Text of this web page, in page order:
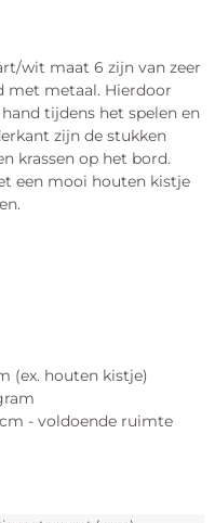
wit maat 6 zijn van zeer
met metaal. Hierdoor
tijdens het spelen en
zijn de stukken
krassen op het bord.
een mooi houten kistje
(ex. houten kistje)
- voldoende ruimte